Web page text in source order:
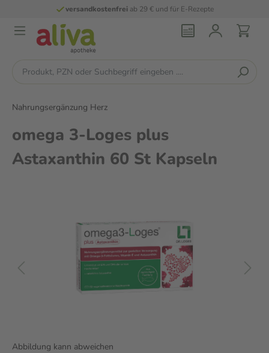
versandkostenfreiab 29 € und für E-Rezepte
Nahrungsergänzung Herz
omega 3-Loges plus
Astaxanthin 60 St Kapseln
Abbildung kann abweichen